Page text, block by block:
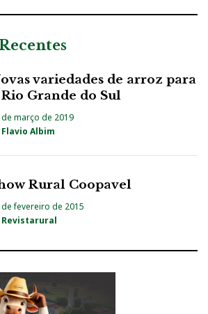
variedades de arroz para
Grande do Sul
de março de 2019
Flavio Albim
Rural Coopavel
de fevereiro de 2015
Revistarural